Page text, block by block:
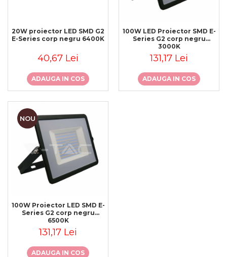
Tuburi LED
Lămpi de Birou
Oglinzi LED
20W proiector LED SMD G2
E-Series corp negru 6400K
40,67 Lei
ADAUGA IN COS
100W LED Proiector SMD E-
Series G2 corp negru
3000K
131,17 Lei
ADAUGA IN COS
NOU
100W Proiector LED SMD E-
Series G2 corp negru
6500K
131,17 Lei
ADAUGA IN COS